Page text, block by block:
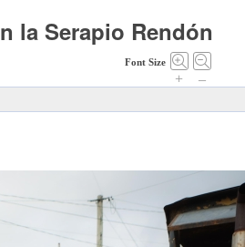
la Serapio Rendón
Font Size
+ –